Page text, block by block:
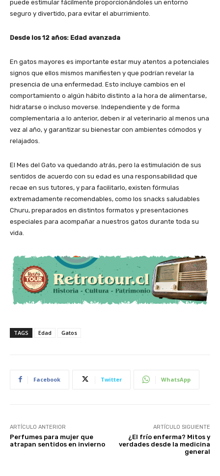
puede estimular fácilmente proporcionándoles un entorno
seguro y divertido, para evitar el aburrimiento.
Desde los 12 años: Edad avanzada
En gatos mayores es importante estar muy atentos a potenciales
signos que ellos mismos manifiesten y que podrían revelar la
presencia de una enfermedad. Esto incluye cambios en el
comportamiento o algún hábito distinto a la hora de alimentarse,
hidratarse o incluso moverse. Independiente y de forma
complementaria a lo anterior, deben ir al veterinario al menos una
vez al año, y garantizar su bienestar con ambientes cómodos y
relajados.
El Mes del Gato va quedando atrás, pero la estimulación de sus
sentidos de acuerdo con su edad es una responsabilidad que
recae en sus tutores, y para facilitarlo, existen fórmulas
extremadamente recomendables, como los snacks saludables
Churu, preparados en distintos formatos y presentaciones
especiales para acompañar a nuestros gatos durante toda su
vida.
TAGS Edad Gatos
Facebook Twitter WhatsApp
ARTÍCULO ANTERIOR
Perfumes para mujer que
atrapan sentidos en invierno
ARTÍCULO SIGUIENTE
¿El frío enferma? Mitos y
verdades desde la medicina
general